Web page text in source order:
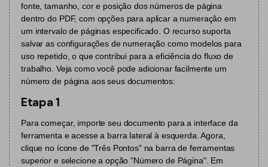
Mais ferramentas online
Cloud
PDFelement Cloud
Assinar PDF
PDF em Lote
Assinar Legalmente
Redigir Inteligente
Extrair Dados em PDF
PDF Protegido por Senha
Educação
Serviço de TI
Jurídico
Governo
Publicação
fonte, tamanho, cor e posição dos números de página
dentro do PDF, com opções para aplicar a numeração em
um intervalo de páginas especificado. O recurso suporta
salvar as configurações de numeração como modelos para
uso repetido, o que contribui para a eficiência do fluxo de
trabalho. Veja como você pode adicionar facilmente um
número de página aos seus documentos:
Etapa 1
Para começar, importe seu documento para a interface da
ferramenta e acesse a barra lateral à esquerda. Agora,
clique no ícone de "Três Pontos" na barra de ferramentas
superior e selecione a opção "Número de Página". Em